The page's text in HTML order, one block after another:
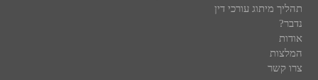
תהליך מיתוג עורכי דין
נדבר?
אודות
המלצות
צרו קשר